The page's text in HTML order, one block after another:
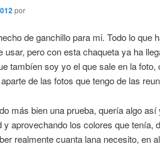
por
de ganchillo para mi. Todo lo que
usar, pero con esta chaqueta ya ha
tambíen soy yo el que sale en la
de las fotos que tengo de las
más bien una prueba, quería algo
y aprovechando los colores que tenía,
realmente cuanta lana necesito, en